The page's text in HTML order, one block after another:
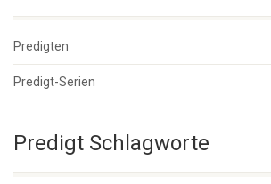
Predigten
Predigt-Serien
Predigt Schlagworte